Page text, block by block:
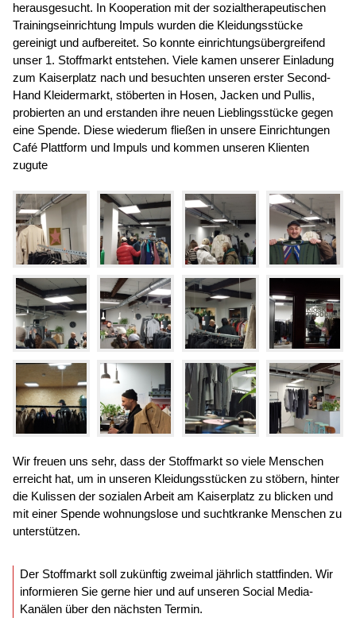
herausgesucht. In Kooperation mit der sozialtherapeutischen
Trainingseinrichtung Impuls wurden die Kleidungsstücke
gereinigt und aufbereitet. So konnte einrichtungsübergreifend
unser 1. Stoffmarkt entstehen. Viele kamen unserer Einladung
zum Kaiserplatz nach und besuchten unseren erster Second-
Hand Kleidermarkt, stöberten in Hosen, Jacken und Pullis,
probierten an und erstanden ihre neuen Lieblingsstücke gegen
eine Spende. Diese wiederum fließen in unsere Einrichtungen
Café Plattform und Impuls und kommen unseren Klienten
zugute
Wir freuen uns sehr, dass der Stoffmarkt so viele Menschen
erreicht hat, um in unseren Kleidungsstücken zu stöbern, hinter
die Kulissen der sozialen Arbeit am Kaiserplatz zu blicken und
mit einer Spende wohnungslose und suchtkranke Menschen zu
unterstützen.
Der Stoffmarkt soll zukünftig zweimal jährlich stattfinden. Wir
informieren Sie gerne hier und auf unseren Social Media-
Kanälen über den nächsten Termin.